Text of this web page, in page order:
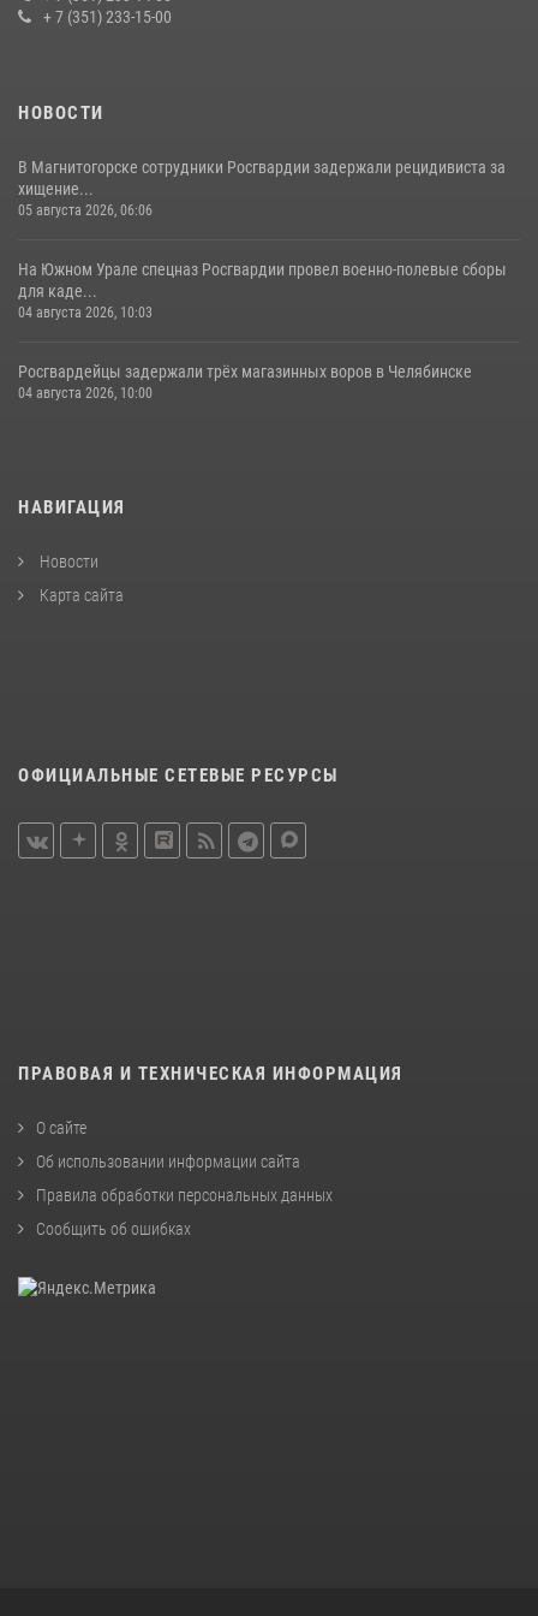
+ 7 (351) 233-15-00
НОВОСТИ
В Магнитогорске сотрудники Росгвардии задержали рецидивиста за
хищение...
05 августа 2026, 06:06
На Южном Урале спецназ Росгвардии провел военно-полевые сборы
для каде...
04 августа 2026, 10:03
Росгвардейцы задержали трёх магазинных воров в Челябинске
04 августа 2026, 10:00
НАВИГАЦИЯ
Новости
Карта сайта
ОФИЦИАЛЬНЫЕ СЕТЕВЫЕ РЕСУРСЫ
ПРАВОВАЯ И ТЕХНИЧЕСКАЯ ИНФОРМАЦИЯ
О сайте
Об использовании информации сайта
Правила обработки персональных данных
Сообщить об ошибках